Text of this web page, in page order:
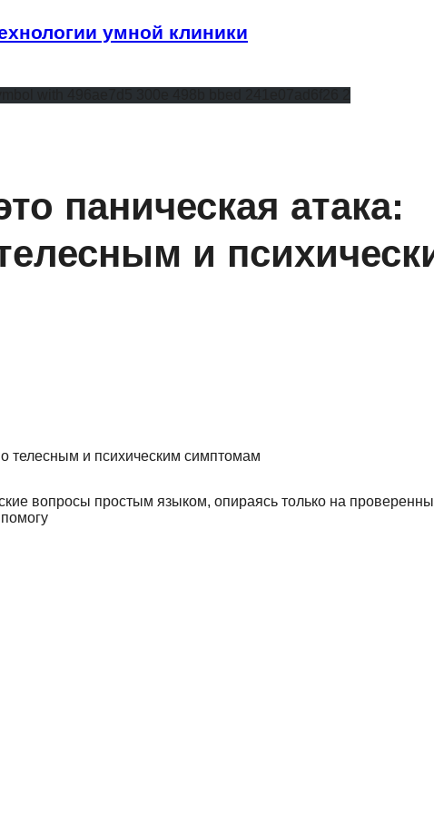
умной клиники
паническая атака:
и
телесным и психическим симптомам
вопросы простым языком, опираясь только на